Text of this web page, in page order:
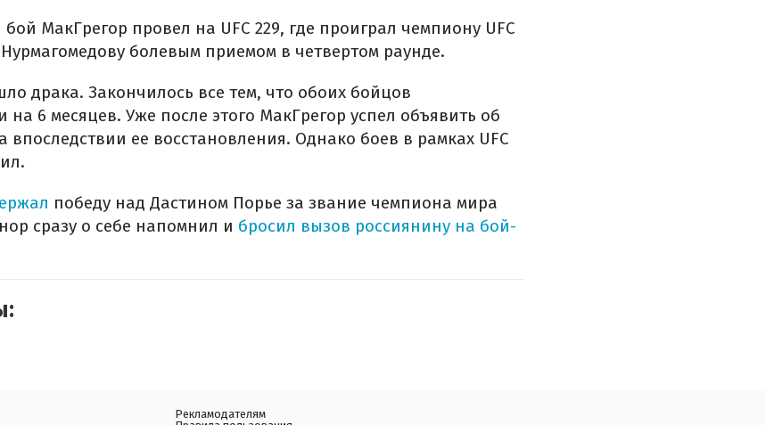
МакГрегор провел на UFC 229, где проиграл чемпиону UFC
болевым приемом в четвертом раунде.
драка. Закончилось все тем, что обоих бойцов
6 месяцев. Уже после этого МакГрегор успел объявить об
ее восстановления. Однако боев в рамках UFC
победу над Дастином Порье за звание чемпиона мира
сразу о себе напомнил и бросил вызов россиянину на бой-
Рекламодателям